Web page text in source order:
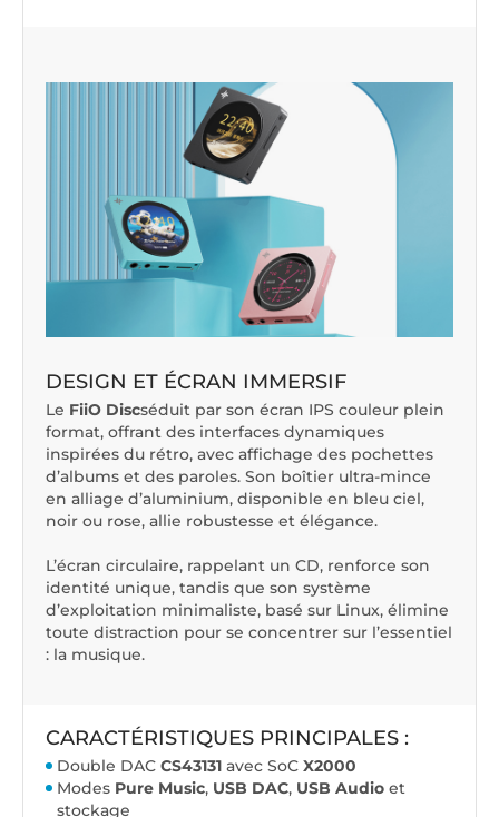
DESIGN ET ÉCRAN IMMERSIF
Le FiiO Discséduit par son écran IPS couleur plein
format, offrant des interfaces dynamiques
inspirées du rétro, avec affichage des pochettes
d’albums et des paroles. Son boîtier ultra-mince
en alliage d’aluminium, disponible en bleu ciel,
noir ou rose, allie robustesse et élégance.
L’écran circulaire, rappelant un CD, renforce son
identité unique, tandis que son système
d’exploitation minimaliste, basé sur Linux, élimine
toute distraction pour se concentrer sur l’essentiel
: la musique.
CARACTÉRISTIQUES PRINCIPALES :
Double DAC CS43131 avec SoC X2000
Modes Pure Music, USB DAC, USB Audio et
stockage